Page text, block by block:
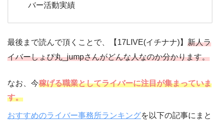
バー活動実績
最後まで読んで頂くことで、【17LIVE(イチナナ)】 新人ラ
イバーしょぴ丸_jumpさんがどんな人なのか分かります。
なお、今稼げる職業としてライバーに注目が集まっていま
す。
おすすめのライバー事務所ランキングを以下の記事にまと